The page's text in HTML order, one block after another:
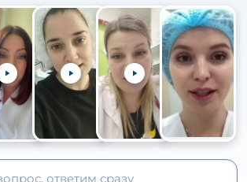
+105